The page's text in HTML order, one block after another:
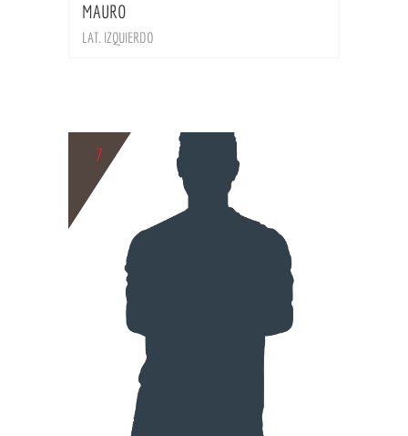
MAURO
LAT. IZQUIERDO
7